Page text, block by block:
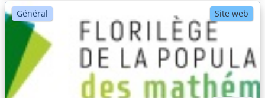
Général Site web